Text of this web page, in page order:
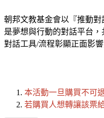
朝邦文教基金會以『推動
是夢想與行動的對話平台
對話工具/流程彰顯正面影
本活動一旦購買不可
若購買人想轉讓該票